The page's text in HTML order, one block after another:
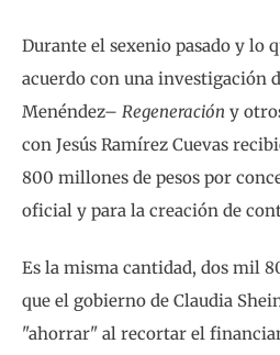
Durante el sexenio pasado y lo
acuerdo con una investigación
Menéndez– Regeneración y
con Jesús Ramírez Cuevas
800 millones de pesos por
oficial y para la creación de
Es la misma cantidad, dos mil
que el gobierno de Claudia
"ahorrar" al recortar el